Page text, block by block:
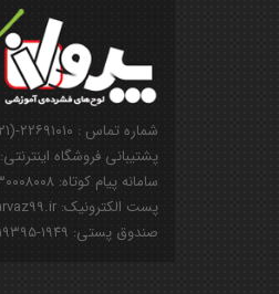
شماره تماس : ۲۲۶۹۱۰۱۰-(۰۲۱)
پشتیبانی فروشگاه اینترنتی: ۰۹۱۲۸۵۰۱۱۲۵
سامانه پیام کوتاه: ۳۰۰۰۸۰۰۸
پست الکترونیک: info@parvaz99.ir
صندوق پستی: ۱۹۴۹-۱۹۳۹۵